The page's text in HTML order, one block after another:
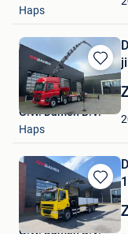
Haps
Bewaren
in
Mijn
G.W. Damen B.V.
Haps
Bewaren
in
Mijn
G.W. Damen B.V.